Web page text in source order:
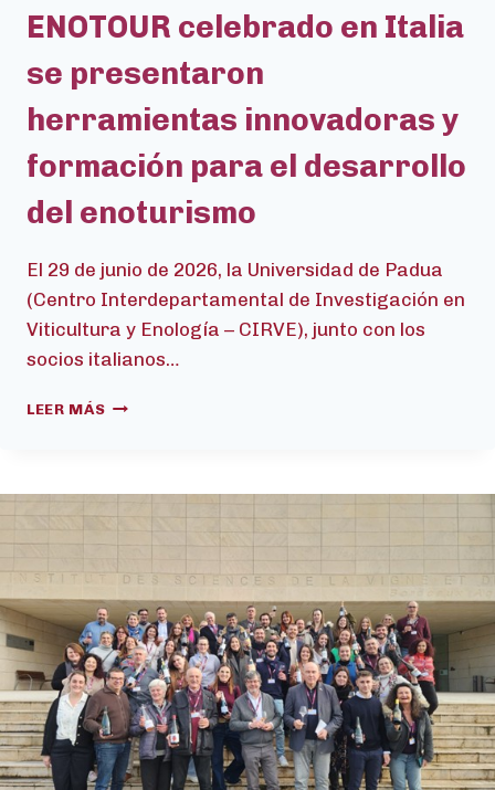
ENOTOUR celebrado en Italia
se presentaron
herramientas innovadoras y
formación para el desarrollo
del enoturismo
El 29 de junio de 2026, la Universidad de Padua
(Centro Interdepartamental de Investigación en
Viticultura y Enología – CIRVE), junto con los
socios italianos…
LEER MÁSEN
DIFUSIÓN
DE
EN
ITALIA
SE
PRESENTARON
HERRAMIENTAS
INNOVADORAS
Y
FORMACIÓN
PARA